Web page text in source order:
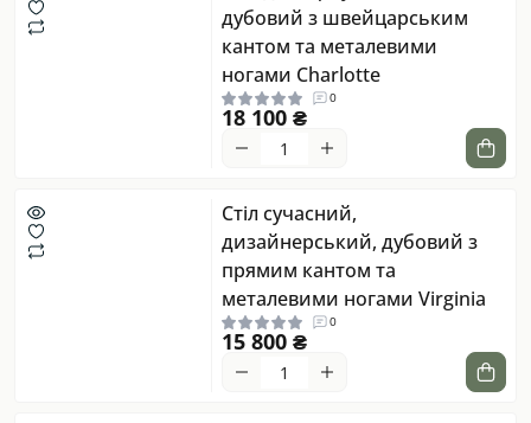
дубовий з швейцарським
кантом та металевими
ногами Charlotte
0
18 100 ₴
Стіл сучасний,
дизайнерський, дубовий з
прямим кантом та
металевими ногами Virginia
0
15 800 ₴